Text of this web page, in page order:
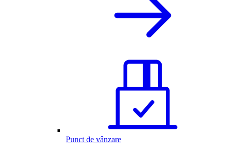
Punct de vânzare